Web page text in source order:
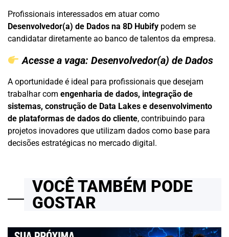
Profissionais interessados em atuar como
Desenvolvedor(a) de Dados na 8D Hubify podem se
candidatar diretamente ao banco de talentos da empresa.
Acesse a vaga: Desenvolvedor(a) de Dados
A oportunidade é ideal para profissionais que desejam
trabalhar com engenharia de dados, integração de
sistemas, construção de Data Lakes e desenvolvimento
de plataformas de dados do cliente, contribuindo para
projetos inovadores que utilizam dados como base para
decisões estratégicas no mercado digital.
VOCÊ TAMBÉM PODE
GOSTAR